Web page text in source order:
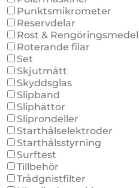
Punktsmikrometer
Reservdelar
Rost & Rengöringsmedel
Roterande filar
Set
Skjutmått
Skyddsglas
Slipband
Sliphättor
Sliprondeller
Starthålselektroder
Starthålsstyrning
Surftest
Tillbehör
Trådgnistfilter